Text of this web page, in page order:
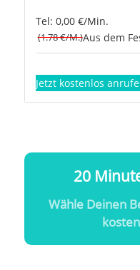
Tel: 0,00 €/Min.
(1.78 €/M.)Aus dem
Jetzt kostenlos
20
Wähle Deinen